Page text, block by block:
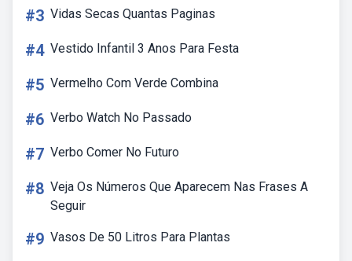
#3 Vidas Secas Quantas Paginas
#4 Vestido Infantil 3 Anos Para Festa
#5 Vermelho Com Verde Combina
#6 Verbo Watch No Passado
#7 Verbo Comer No Futuro
#8 Veja Os Números Que Aparecem Nas Frases A
Seguir
#9 Vasos De 50 Litros Para Plantas